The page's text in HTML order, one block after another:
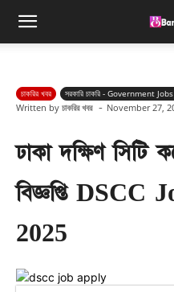
চাকরির খবর সরকারি চাকরি - Government
Written by চাকরির খবর - November 27,
ঢাকা দক্ষিণ সিটি
বিজ্ঞপ্তি
2025